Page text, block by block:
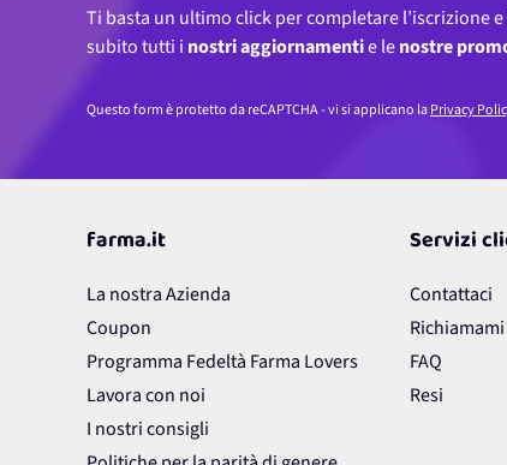
Ti basta un ultimo click per completare l’iscrizione
subito tutti i nostri aggiornamentie lenostre
Questo form è protetto da reCAPTCHA - vi si applicano laPrivacy
farma.it
La nostra Azienda
Coupon
Programma Fedeltà Farma Lovers
Lavora con noi
I nostri consigli
Servizi
Contattaci
Richiamami
FAQ
Resi